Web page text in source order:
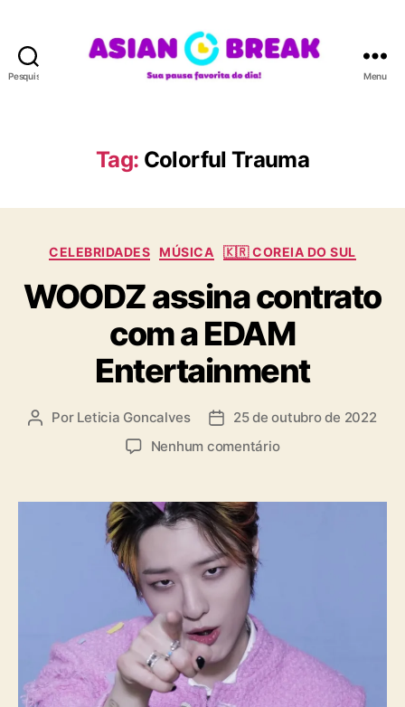
Pesquisar
A
N
R
A
Menu
Tag: Colorful Trauma
C
t
e
g
o
r
i
a
s
CELEBRIDADES MÚSICA 🇰🇷 COREIA DO SUL
WOODZ assina contrato
com a EDAM
Entertainment
A
r
Por Leticia Goncalves
D
d
e
p
u
b
c
a
ç
ã
25 de outubro de 2022
Nenhum comentárioe
O
i
n
a